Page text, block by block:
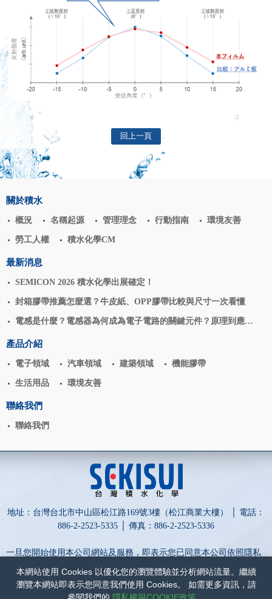
本網站使用 Cookies 以優化您的瀏覽體驗並分析網站流量。繼續
瀏覽本網站即表示您同意我們使用 Cookies。 如需更多資訊，請
回上一頁
關於積水
概況 名稱起源 管理理念 行動指南 環境友善
勞工人權 積水化學CM
最新消息
SEMICON 2026 積水化學出展確定！
封箱膠帶推薦怎麼選？牛皮紙、OPP膠帶比較與尺寸一次看懂
電感是什麼？電感器為何成為電子電路的關鍵元件？原理到應用
產品介紹
電子領域 汽車領域 建築領域 機能膠帶
生活用品 環境友善
聯絡我們
聯絡我們
地址：台灣台北市中山區松江路169號3樓（松江商業大樓） │ 電話：
886-2-2523-5335 │ 傳真：886-2-2523-5336
一旦您開始使用本公司網站及服務，即表示您已同意本公司依照隱私
權政策蒐集、處理、利用及保護您的個人資訊。
為保障您的權益，請點擊詳閱以下內容：
隱私權與COOKIE政策 和